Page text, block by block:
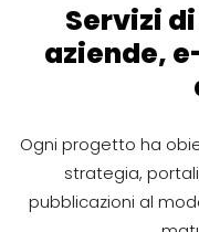
Servizi
aziende,
Ogni progetto ha
strategia,
pubblicazioni al